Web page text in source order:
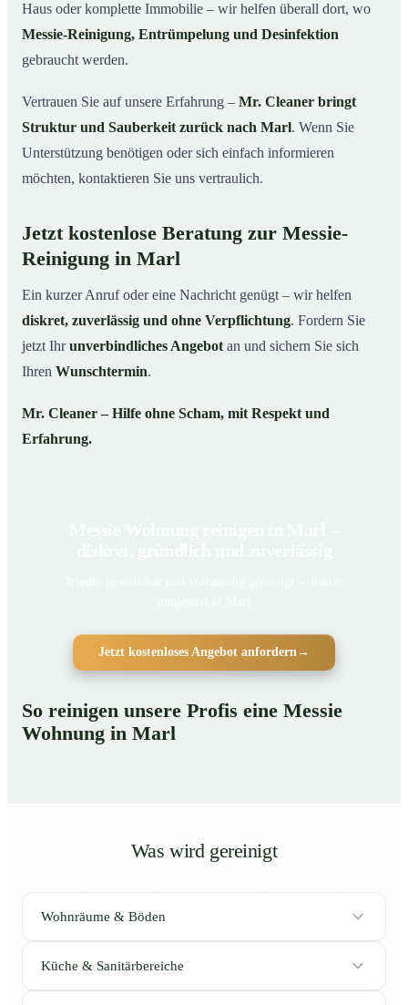
Haus oder komplette Immobilie – wir helfen überall dort, wo
Messie-Reinigung, Entrümpelung und Desinfektion
gebraucht werden.
Vertrauen Sie auf unsere Erfahrung – Mr. Cleaner bringt
Struktur und Sauberkeit zurück nach Marl. Wenn Sie
Unterstützung benötigen oder sich einfach informieren
möchten, kontaktieren Sie uns vertraulich.
Jetzt kostenlose Beratung zur Messie-
Reinigung in Marl
Ein kurzer Anruf oder eine Nachricht genügt – wir helfen
diskret, zuverlässig und ohne Verpflichtung. Fordern Sie
jetzt Ihrunverbindliches Angebot an und sichern Sie sich
Ihren Wunschtermin.
Mr. Cleaner – Hilfe ohne Scham, mit Respekt und
Erfahrung.
Jetzt kostenloses Angebot anfordern→
So reinigen unsere Profis eine Messie
Wohnung in Marl
Was wird gereinigt
Wohnräume & Böden
Küche & Sanitärbereiche